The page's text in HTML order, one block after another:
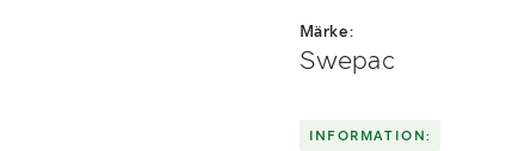
Märke:
Swepac
INFORMATION: